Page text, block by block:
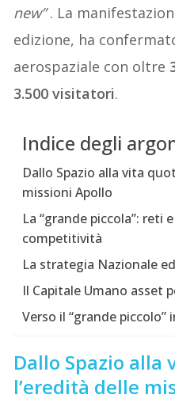
new”. La
edizione, ha
aerospaziale con oltre
3.500 visitatori.
Indice degli
Dallo Spazio alla vita
missioni Apollo
La “grande piccola”: reti
competitività
La strategia Nazionale
Il Capitale Umano asset
Verso il “grande piccolo”
Dallo Spazio
l’eredità delle